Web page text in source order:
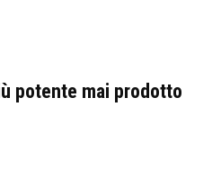
potente mai prodotto